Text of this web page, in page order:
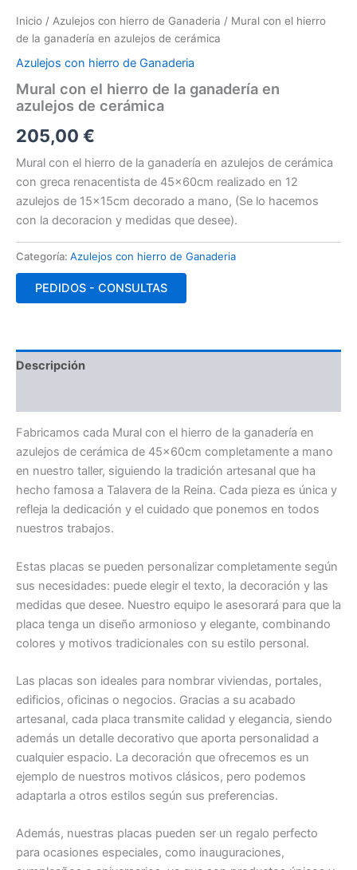
Inicio / Azulejos con hierro de Ganaderia / Mural con el hierro
de la ganadería en azulejos de cerámica
Azulejos con hierro de Ganaderia
Mural con el hierro de la ganadería en
azulejos de cerámica
205,00 €
Mural con el hierro de la ganadería en azulejos de cerámica
con greca renacentista de 45x60cm realizado en 12
azulejos de 15x15cm decorado a mano, (Se lo hacemos
con la decoracion y medidas que desee).
Categoría: Azulejos con hierro de Ganaderia
PEDIDOS - CONSULTAS
Descripción
Fabricamos cada Mural con el hierro de la ganadería en
azulejos de cerámica de 45x60cm completamente a mano
en nuestro taller, siguiendo la tradición artesanal que ha
hecho famosa a Talavera de la Reina. Cada pieza es única y
refleja la dedicación y el cuidado que ponemos en todos
nuestros trabajos.
Estas placas se pueden personalizar completamente según
sus necesidades: puede elegir el texto, la decoración y las
medidas que desee. Nuestro equipo le asesorará para que la
placa tenga un diseño armonioso y elegante, combinando
colores y motivos tradicionales con su estilo personal.
Las placas son ideales para nombrar viviendas, portales,
edificios, oficinas o negocios. Gracias a su acabado
artesanal, cada placa transmite calidad y elegancia, siendo
además un detalle decorativo que aporta personalidad a
cualquier espacio. La decoración que ofrecemos es un
ejemplo de nuestros motivos clásicos, pero podemos
adaptarla a otros estilos según sus preferencias.
Además, nuestras placas pueden ser un regalo perfecto
para ocasiones especiales, como inauguraciones,